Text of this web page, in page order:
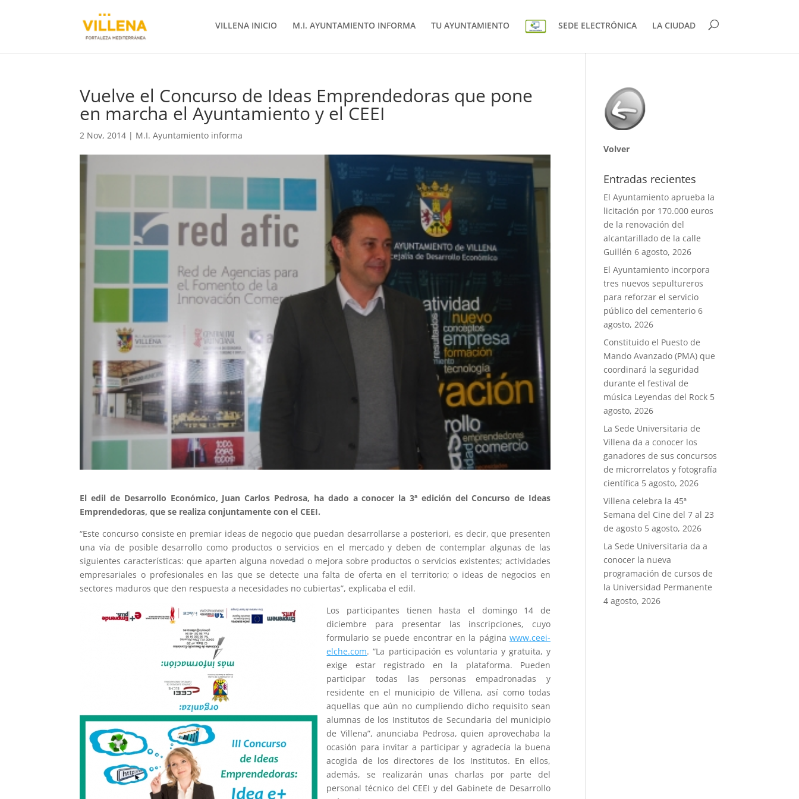
VILLENA INICIO M.I. AYUNTAMIENTO INFORMA TU AYUNTAMIENTO SEDE ELECTRÓNICA LA CIUDAD
Vuelve el Concurso de Ideas Emprendedoras que pone
en marcha el Ayuntamiento y el CEEI
2 Nov, 2014 | M.I. Ayuntamiento informa
El edil de Desarrollo Económico, Juan Carlos Pedrosa, ha dado a conocer la 3ª edición del Concurso de Ideas
Emprendedoras, que se realiza conjuntamente con el CEEI.
“Este concurso consiste en premiar ideas de negocio que puedan desarrollarse a posteriori, es decir, que presenten
una vía de posible desarrollo como productos o servicios en el mercado y deben de contemplar algunas de las
siguientes características: que aparten alguna novedad o mejora sobre productos o servicios existentes; actividades
empresariales o profesionales en las que se detecte una falta de oferta en el territorio; o ideas de negocios en
sectores maduros que den respuesta a necesidades no cubiertas”, explicaba el edil.
Los participantes tienen hasta el domingo 14 de
diciembre para presentar las inscripciones, cuyo
formulario se puede encontrar en la páginawww.ceei-
elche.com. “La participación es voluntaria y gratuita, y
exige estar registrado en la plataforma. Pueden
participar todas las personas empadronadas y
residente en el municipio de Villena, así como todas
aquellas que aún no cumpliendo dicho requisito sean
alumnas de los Institutos de Secundaria del municipio
de Villena”, anunciaba Pedrosa, quien aprovechaba la
ocasión para invitar a participar y agradecía la buena
acogida de los directores de los Institutos. En ellos,
además, se realizarán unas charlas por parte del
personal técnico del CEEI y del Gabinete de Desarrollo
Volver
Entradas recientes
El Ayuntamiento aprueba la
licitación por 170.000 euros
de la renovación del
alcantarillado de la calle
Guillén 6 agosto, 2026
El Ayuntamiento incorpora
tres nuevos sepultureros
para reforzar el servicio
público del cementerio 6
agosto, 2026
Constituido el Puesto de
Mando Avanzado (PMA) que
coordinará la seguridad
durante el festival de
música Leyendas del Rock 5
agosto, 2026
La Sede Universitaria de
Villena da a conocer los
ganadores de sus concursos
de microrrelatos y fotografía
científica 5 agosto, 2026
Villena celebra la 45ª
Semana del Cine del 7 al 23
de agosto 5 agosto, 2026
La Sede Universitaria da a
conocer la nueva
programación de cursos de
la Universidad Permanente
4 agosto, 2026